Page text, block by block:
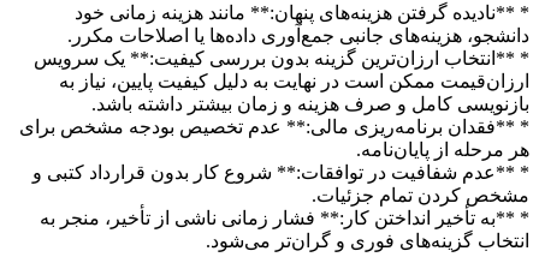
* **نادیده گرفتن هزینه‌های پنهان:** مانند هزینه زمانی خود
دانشجو، هزینه‌های جانبی جمع‌آوری داده‌ها یا اصلاحات مکرر.
* **انتخاب ارزان‌ترین گزینه بدون بررسی کیفیت:** یک سرویس
ارزان‌قیمت ممکن است در نهایت به دلیل کیفیت پایین، نیاز به
بازنویسی کامل و صرف هزینه و زمان بیشتر داشته باشد.
* **فقدان برنامه‌ریزی مالی:** عدم تخصیص بودجه مشخص برای
هر مرحله از پایان‌نامه.
* **عدم شفافیت در توافقات:** شروع کار بدون قرارداد کتبی و
مشخص کردن تمام جزئیات.
* **به تأخیر انداختن کار:** فشار زمانی ناشی از تأخیر، منجر به
انتخاب گزینه‌های فوری و گران‌تر می‌شود.